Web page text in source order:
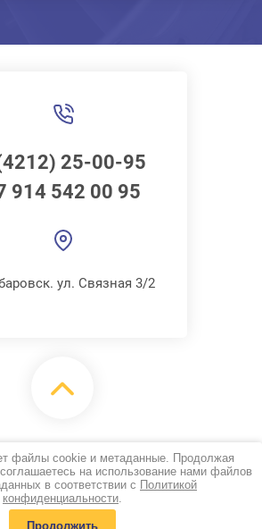
25-00-95
914 542 00 95
ул. Связная 3/2
конфиденциальности
файлы cookie и метаданные. Продолжая
на использование нами файлов
в соответствии с Политикой
конфиденциальности.
Продолжить